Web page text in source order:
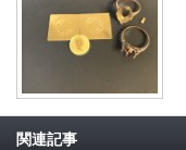
関連記事